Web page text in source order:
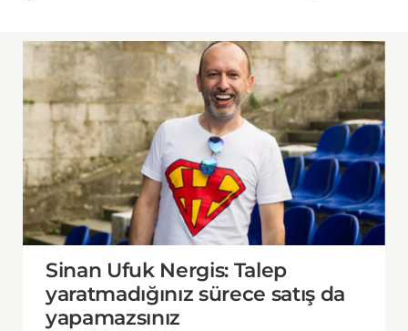
Sinan Ufuk Nergis: Talep
yaratmadığınız sürece satış da
yapamazsınız
Sinan Ufuk Nergis: Talep
yaratmadığınız sürece satış da
yapamazsınız